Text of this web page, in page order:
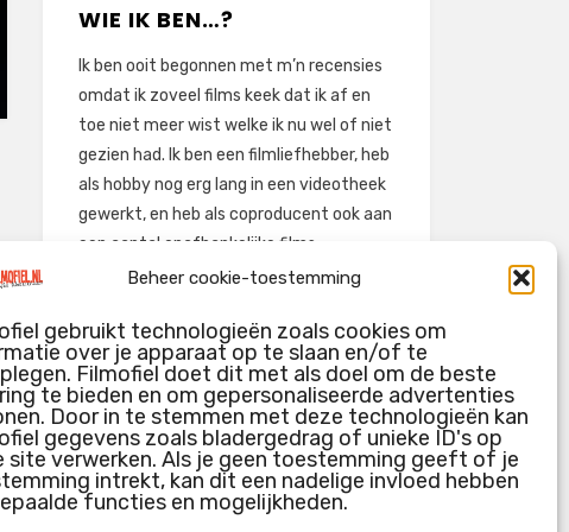
Beheer cookie-toestemming
gebruikt technologieën zoals cookies om
over je apparaat op te slaan en/of te
Filmofiel doet dit met als doel om de beste
te bieden en om gepersonaliseerde advertenties
Door in te stemmen met deze technologieën kan
gegevens zoals bladergedrag of unieke ID's op
site verwerken. Als je geen toestemming geeft of je
intrekt, kan dit een nadelige invloed hebben
functies en mogelijkheden.
WIE IK BEN…?
Ik ben ooit begonnen met m’n recensies
omdat ik zoveel films keek dat ik af en
toe niet meer wist welke ik nu wel of niet
gezien had. Ik ben een filmliefhebber, heb
als hobby nog erg lang in een videotheek
gewerkt, en heb als coproducent ook aan
een aantal onafhankelijke films
meegewerkt.
pretentieloze uitbreidingen van m’n
voormalige ‘videotheek-geouwehoer’,
aangevuld met een groeiende kennis
over de kunde én de kunst van het
maken van film.